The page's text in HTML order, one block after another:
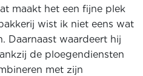
maakt het een fijne plek
wist ik niet eens wat
Daarnaast waardeert hij
de ploegendiensten
met zijn